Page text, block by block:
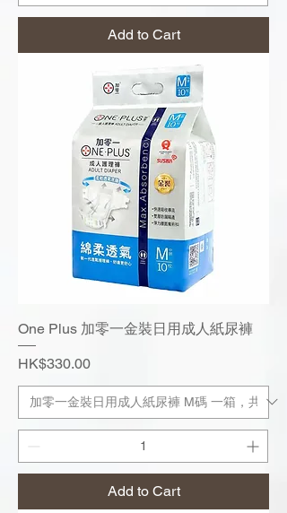
Add to Cart
One Plus 加零一金裝日用成人紙尿褲
Price
HK$330.00
Add to Cart